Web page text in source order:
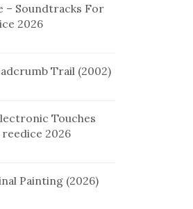
– Soundtracks For
2026
Trail (2002)
Touches
reedice 2026
Painting (2026)